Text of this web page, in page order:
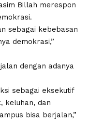
Billah merespon
sebagai kebebasan
demokrasi,”
dengan adanya
sebagai eksekutif
keluhan, dan
bisa berjalan,”